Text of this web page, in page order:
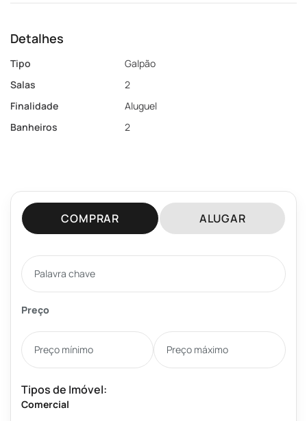
Detalhes
Tipo
Galpão
Salas
2
Finalidade
Aluguel
Banheiros
2
COMPRAR ALUGAR
Preço
Tipos de Imóvel:
Comercial